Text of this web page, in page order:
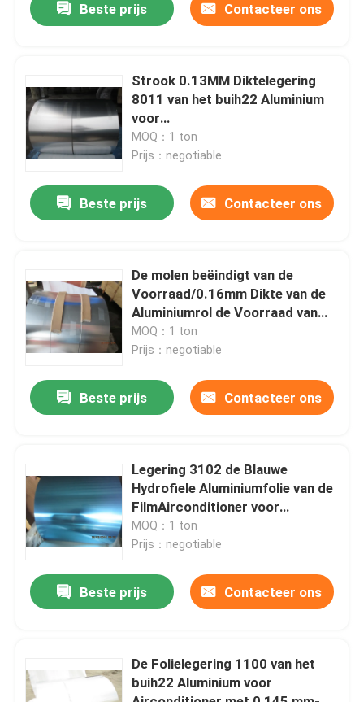
Producten
Video's
VR-show
Fabriekstocht
Kwaliteitscontrole
Neem contact met ons op
Gevallen
Beste prijs Contacteer ons
Strook 0.13MM Diktelegering
8011 van het buih22 Aluminium
voor
Warmtewisselaar/Condensator
MOQ：1 ton
Prijs：negotiable
Beste prijs Contacteer ons
De molen beëindigt van de
Voorraad/0.16mm Dikte van de
Aluminiumrol de Voorraad van
het de Rolaluminium
MOQ：1 ton
Prijs：negotiable
Beste prijs Contacteer ons
Legering 3102 de Blauwe
Hydrofiele Aluminiumfolie van de
FilmAirconditioner voor
Vinvoorraad in
Warmtewisselaarrol,
MOQ：1 ton
Prijs：negotiable
Beste prijs Contacteer ons
De Folielegering 1100 van het
buih22 Aluminium voor